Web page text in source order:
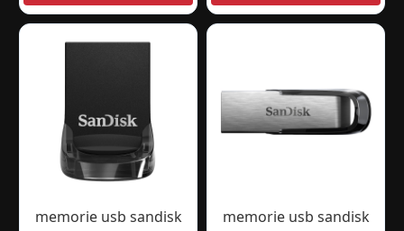
memorie usb sandisk memorie usb sandisk